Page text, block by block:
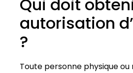
Qui doit
autorisation
?
Toute personne physique